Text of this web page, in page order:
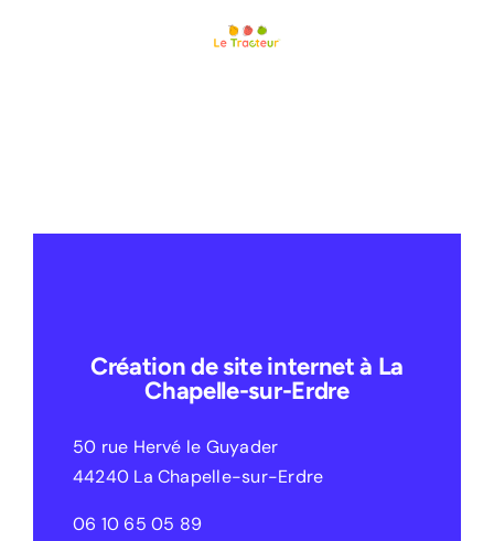
Création de site internet à La
Chapelle-sur-Erdre
50 rue Hervé le Guyader
44240 La Chapelle-sur-Erdre
06 10 65 05 89